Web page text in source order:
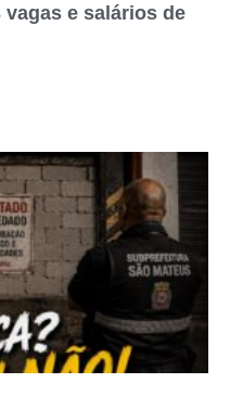
e salários de